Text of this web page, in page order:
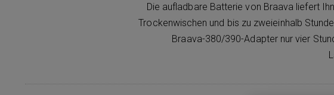
Die aufladbare Batterie von Braava liefert
Trockenwischen und bis zu zweieinhalb
Braava-380/390-Adapter nur vier